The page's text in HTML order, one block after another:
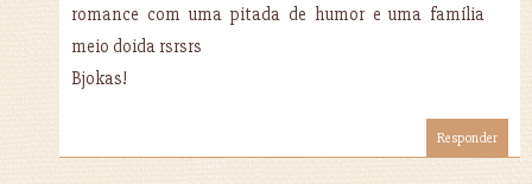
romance com uma pitada de humor e uma família
meio doida rsrsrs
Bjokas!
Responder